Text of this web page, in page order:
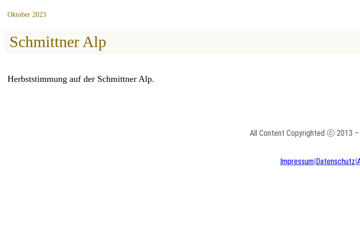
Oktober 2023
Schmittner Alp
Herbststimmung auf der Schmittner Alp.
All Content Copyrighted ⓒ 2013 –
Impressum|Datenschutz|